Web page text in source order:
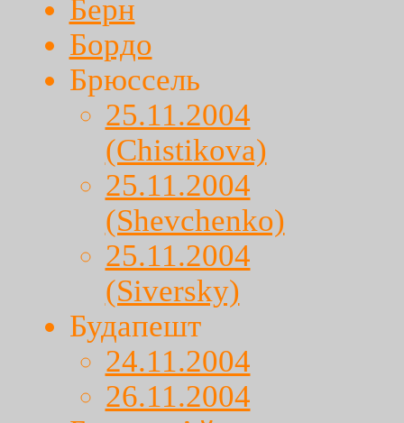
Берн
Бордо
Брюссель
25.11.2004
(Chistikova)
25.11.2004
(Shevchenko)
25.11.2004
(Siversky)
Будапешт
24.11.2004
26.11.2004